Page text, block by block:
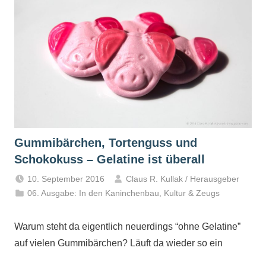
Gummibärchen, Tortenguss und
Schokokuss – Gelatine ist überall
10. September 2016
Claus R. Kullak / Herausgeber
06. Ausgabe: In den Kaninchenbau, Kultur & Zeugs
Warum steht da eigentlich neuerdings “ohne Gelatine”
auf vielen Gummibärchen? Läuft da wieder so ein